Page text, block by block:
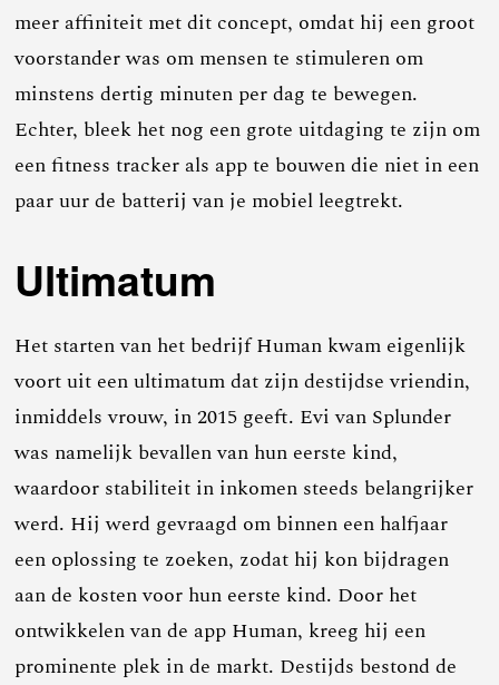
meer affiniteit met dit concept, omdat hij een groot
voorstander was om mensen te stimuleren om
minstens dertig minuten per dag te bewegen.
Echter, bleek het nog een grote uitdaging te zijn om
een fitness tracker als app te bouwen die niet in een
paar uur de batterij van je mobiel leegtrekt.
Ultimatum
Het starten van het bedrijf Human kwam eigenlijk
voort uit een ultimatum dat zijn destijdse vriendin,
inmiddels vrouw, in 2015 geeft. Evi van Splunder
was namelijk bevallen van hun eerste kind,
waardoor stabiliteit in inkomen steeds belangrijker
werd. Hij werd gevraagd om binnen een halfjaar
een oplossing te zoeken, zodat hij kon bijdragen
aan de kosten voor hun eerste kind. Door het
ontwikkelen van de app Human, kreeg hij een
prominente plek in de markt. Destijds bestond de